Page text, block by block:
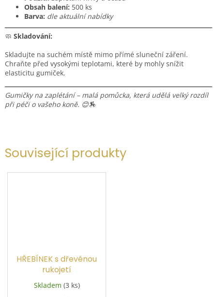
Související produkty
HŘEBÍNEK s dřevěnou
rukojetí
Skladem (3 ks)
Obsah balení: 500 ks
Barva: dle aktuální nabídky
🧼 Skladování:
Skladujte na suchém místě mimo přímé sluneční záření.
Chraňte před vysokými teplotami, které by mohly snížit
elasticitu gumiček.
Gumičky na zaplétání – malá pomůcka, která udělá velký rozdíl
při péči o vašeho koně. 😊🏇